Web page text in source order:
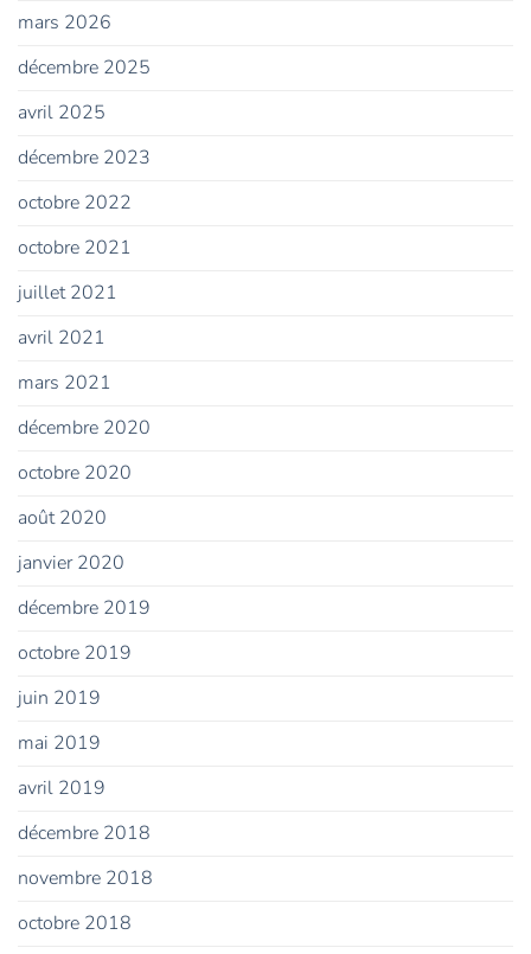
mars 2026
décembre 2025
avril 2025
décembre 2023
octobre 2022
octobre 2021
juillet 2021
avril 2021
mars 2021
décembre 2020
octobre 2020
août 2020
janvier 2020
décembre 2019
octobre 2019
juin 2019
mai 2019
avril 2019
décembre 2018
novembre 2018
octobre 2018